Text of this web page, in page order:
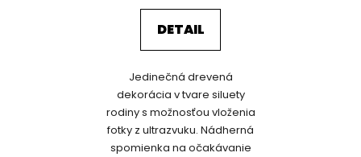
DETAIL
Jedinečná drevená
dekorácia v tvare siluety
rodiny s možnosťou vloženia
fotky z ultrazvuku. Nádherná
spomienka na očakávanie